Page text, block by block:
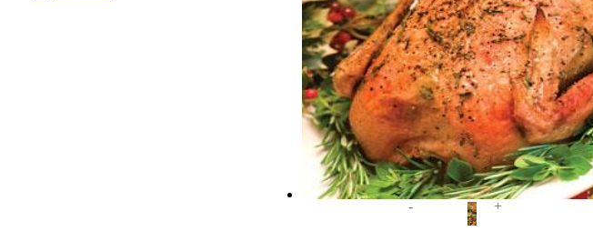
- +